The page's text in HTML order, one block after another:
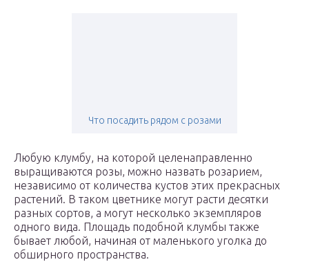
Что посадить рядом с розами
Любую клумбу, на которой целенаправленно
выращиваются розы, можно назвать розарием,
независимо от количества кустов этих прекрасных
растений. В таком цветнике могут расти десятки
разных сортов, а могут несколько экземпляров
одного вида. Площадь подобной клумбы также
бывает любой, начиная от маленького уголка до
обширного пространства.